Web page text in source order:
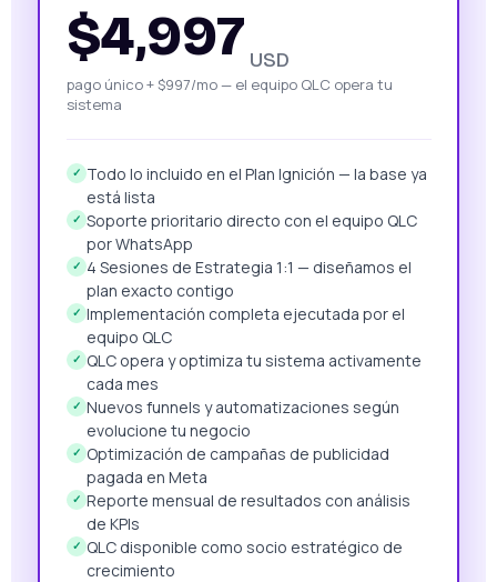
$4,997 USD
pago único + $997/mo — el equipo QLC opera tu
sistema
✓ Todo lo incluido en el Plan Ignición — la base ya
está lista
✓ Soporte prioritario directo con el equipo QLC
por WhatsApp
✓ 4 Sesiones de Estrategia 1:1 — diseñamos el
plan exacto contigo
✓ Implementación completa ejecutada por el
equipo QLC
✓ QLC opera y optimiza tu sistema activamente
cada mes
✓ Nuevos funnels y automatizaciones según
evolucione tu negocio
✓ Optimización de campañas de publicidad
pagada en Meta
✓ Reporte mensual de resultados con análisis
de KPIs
✓ QLC disponible como socio estratégico de
crecimiento